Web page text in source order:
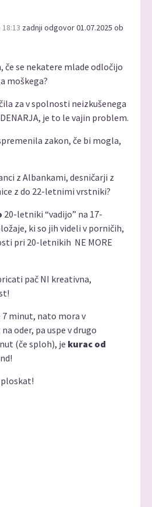
zadnji odgovor 01.07.2025 ob
če se nekatere mlade odločijo
moškega?
za v spolnosti neizkušenega
je to le vajin problem.
zakon, če bi mogla,
z Albankami, desničarji z
z do 22-letnimi vrstniki?
20-letniki “vadijo” na 17-
ki so jih videli v porničih,
pri 20-letnikih NE MORE
pač NI kreativna,
7 minut, nato mora v
oder, pa uspe v drugo
(če sploh), je kurac od
ploskat!